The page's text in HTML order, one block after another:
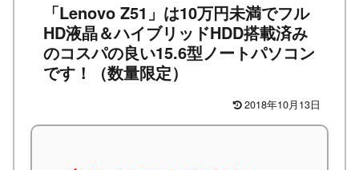
「Lenovo Z51」は10万円未満でフル
HD液晶＆ハイブリッドHDD搭載済み
のコスパの良い15.6型ノートパソコン
です！（数量限定）
2018年10月13日